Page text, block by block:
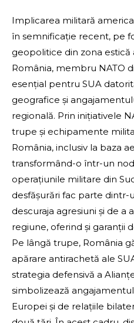
Implicarea militară
în semnificație recent, pe
geopolitice din zona estică
România, membru NATO
esențial pentru SUA
geografice și
regională. Prin inițiativele
trupe și echipamente
România, inclusiv la baza
transformând-o într-un
operațiunile militare din
desfășurări fac parte
descuraja agresiuni și de a
regiune, oferind și garanții
Pe lângă trupe, România
apărare antirachetă ale
strategia defensivă a
simbolizează
Europei și de relațiile